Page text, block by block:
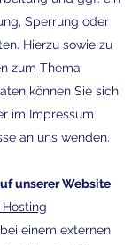
Sperrung oder
Hierzu sowie zu
zum Thema
können Sie sich
im Impressum
an uns wenden.
unserer Website
Hosting
einem externen